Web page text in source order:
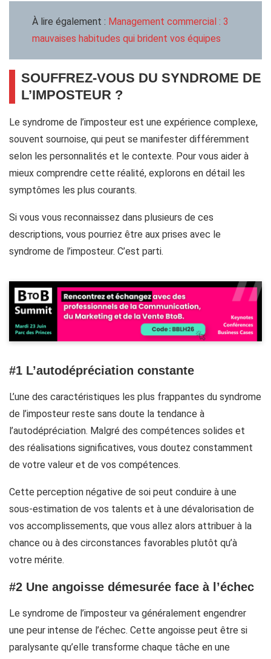
À lire également : Management commercial : 3
mauvaises habitudes qui brident vos équipes
SOUFFREZ-VOUS DU SYNDROME DE
L’IMPOSTEUR ?
Le syndrome de l’imposteur est une expérience complexe,
souvent sournoise, qui peut se manifester différemment
selon les personnalités et le contexte. Pour vous aider à
mieux comprendre cette réalité, explorons en détail les
symptômes les plus courants.
Si vous vous reconnaissez dans plusieurs de ces
descriptions, vous pourriez être aux prises avec le
syndrome de l’imposteur. C’est parti.
#1 L’autodépréciation constante
L’une des caractéristiques les plus frappantes du syndrome
de l’imposteur reste sans doute la tendance à
l’autodépréciation. Malgré des compétences solides et
des réalisations significatives, vous doutez constamment
de votre valeur et de vos compétences.
Cette perception négative de soi peut conduire à une
sous-estimation de vos talents et à une dévalorisation de
vos accomplissements, que vous allez alors attribuer à la
chance ou à des circonstances favorables plutôt qu’à
votre mérite.
#2 Une angoisse démesurée face à l’échec
Le syndrome de l’imposteur va généralement engendrer
une peur intense de l’échec. Cette angoisse peut être si
paralysante qu’elle transforme chaque tâche en une